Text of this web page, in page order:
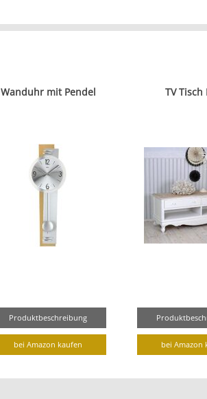
Wanduhr mit Pendel
Produktbeschreibung
bei Amazon kaufen
TV Tisch
bei Amazon